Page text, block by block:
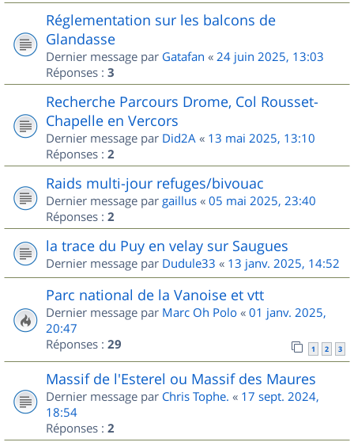
Réglementation sur les balcons de
Glandasse
Dernier message par Gatafan « 24 juin 2025, 13:03
Réponses : 3
Recherche Parcours Drome, Col Rousset-
Chapelle en Vercors
Dernier message par Did2A « 13 mai 2025, 13:10
Réponses : 2
Raids multi-jour refuges/bivouac
Dernier message par gaillus « 05 mai 2025, 23:40
Réponses : 2
la trace du Puy en velay sur Saugues
Dernier message par Dudule33 « 13 janv. 2025, 14:52
Parc national de la Vanoise et vtt
Dernier message par Marc Oh Polo « 01 janv. 2025,
20:47
Réponses : 29 1 2 3
Massif de l'Esterel ou Massif des Maures
Dernier message par Chris Tophe. « 17 sept. 2024,
18:54
Réponses : 2